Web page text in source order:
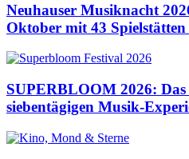
Neuhauser Musiknacht
Oktober mit 43 Spielstätten
SUPERBLOOM 2026:
siebentägigen Musik-